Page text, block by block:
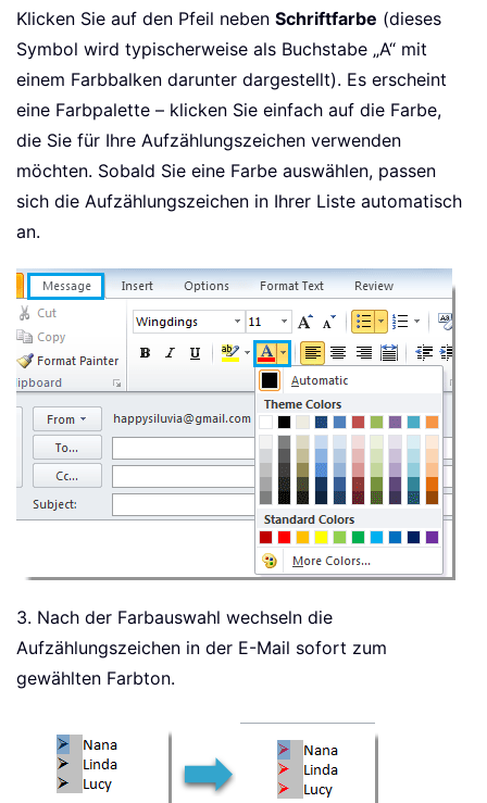
Klicken Sie auf den Pfeil neben Schriftfarbe (dieses
Symbol wird typischerweise als Buchstabe „A“ mit
einem Farbbalken darunter dargestellt). Es erscheint
eine Farbpalette – klicken Sie einfach auf die Farbe,
die Sie für Ihre Aufzählungszeichen verwenden
möchten. Sobald Sie eine Farbe auswählen, passen
sich die Aufzählungszeichen in Ihrer Liste automatisch
an.
3. Nach der Farbauswahl wechseln die
Aufzählungszeichen in der E-Mail sofort zum
gewählten Farbton.